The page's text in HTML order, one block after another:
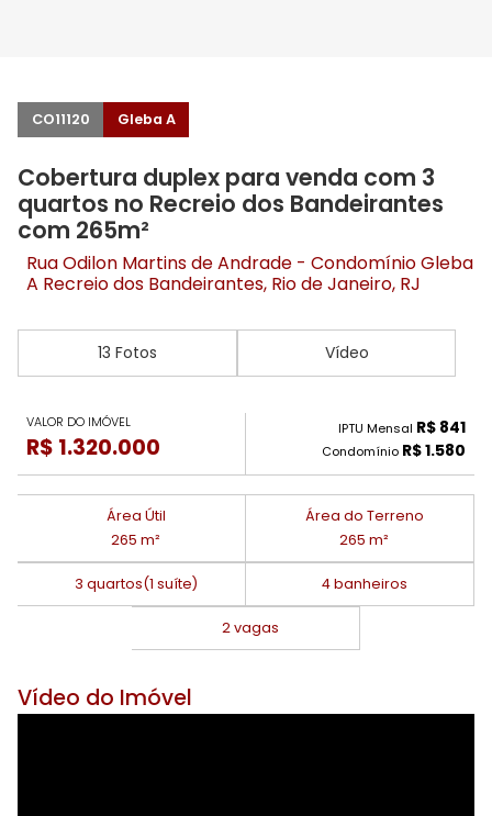
CO11120 Gleba A
Cobertura duplex para venda com 3
quartos no Recreio dos Bandeirantes
com 265m²
Rua Odilon Martins de Andrade - Condomínio Gleba
A Recreio dos Bandeirantes, Rio de Janeiro, RJ
13 Fotos Vídeo
VALOR DO IMÓVEL
R$ 1.320.000
IPTU Mensal R$ 841
Condomínio R$ 1.580
Área Útil
265 m²
Área do Terreno
265 m²
3 quartos(1 suíte) 4 banheiros
2 vagas
Vídeo do Imóvel